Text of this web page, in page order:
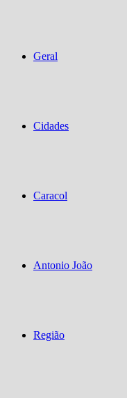
Geral
Cidades
Caracol
Antonio João
Região